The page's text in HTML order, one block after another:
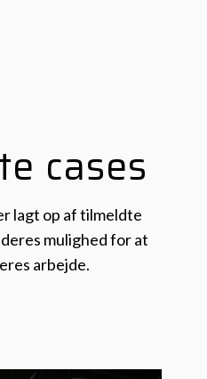
cases
lagt op af tilmeldte
mulighed for at
arbejde.